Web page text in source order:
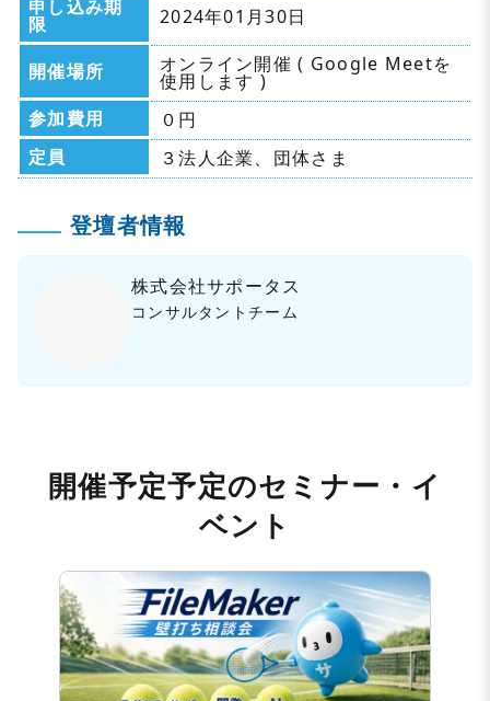
申し込み期
限 2024年01月30日
開催場所 オンライン開催 ( Google Meetを
使用します )
参加費用
０円
定員
３法人企業、団体さま
登壇者情報
株式会社サポータス
コンサルタントチーム
開催予定予定のセミナー・イ
ベント